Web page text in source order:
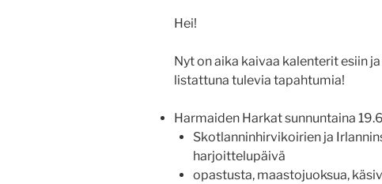
Hei!
Nyt on aika kaivaa kalenterit esiin
listattuna tulevia tapahtumia!
Harmaiden Harkat sunnuntaina
Skotlanninhirvikoirien ja
harjoittelupäivä
opastusta, maastojuoksua,